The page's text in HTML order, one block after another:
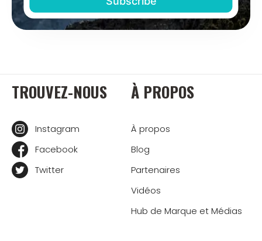
TROUVEZ-NOUS
Instagram
Facebook
Twitter
À PROPOS
À propos
Blog
Partenaires
Vidéos
Hub de Marque et Médias